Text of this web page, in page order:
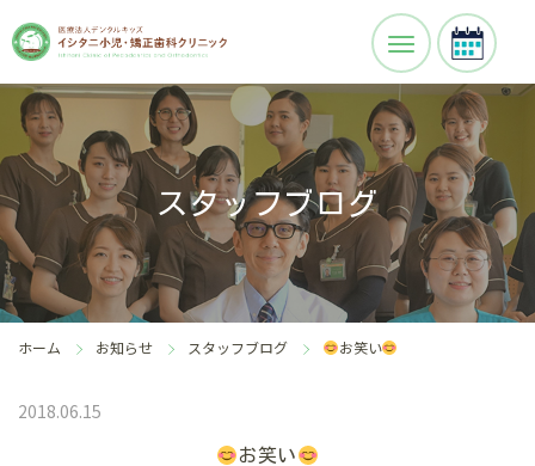
スタッフブログ
ホーム お知らせ スタッフブログ お笑い
2018.06.15
お笑い